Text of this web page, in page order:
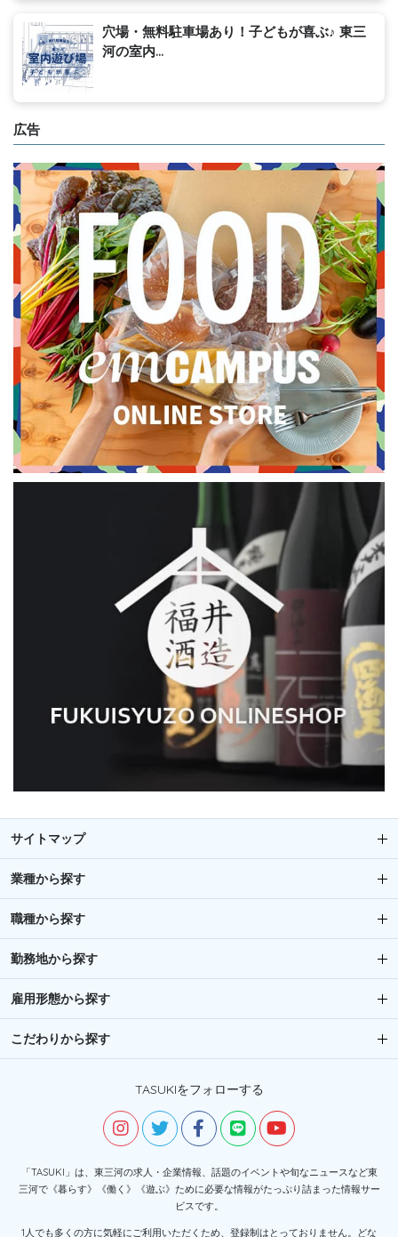
穴場・無料駐車場あり！子どもが喜ぶ♪ 東三
河の室内...
広告
サイトマップ
業種から探す
職種から探す
勤務地から探す
雇用形態から探す
こだわりから探す
TASUKIをフォローする
「TASUKI」は、東三河の求人・企業情報、話題のイベントや旬なニュースなど東
三河で《暮らす》《働く》《遊ぶ》ために必要な情報がたっぷり詰まった情報サー
ビスです。
1人でも多くの方に気軽にご利用いただくため、登録制はとっておりません。どな